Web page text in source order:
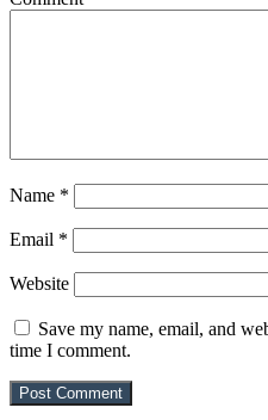
Name *
Email *
Website
Save my name, email, and
time I comment.